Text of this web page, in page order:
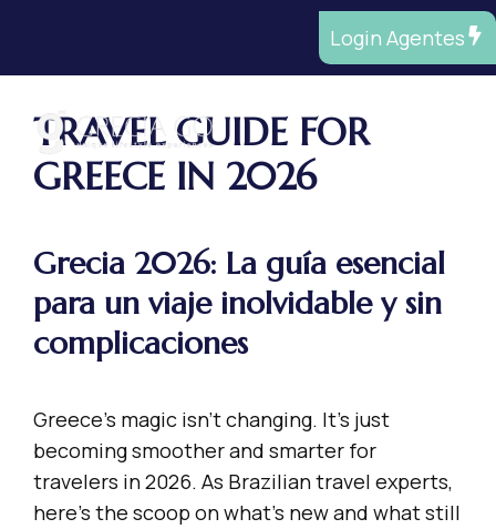
contenido
Login Agentes
TRAVEL GUIDE FOR
GREECE IN 2026
Grecia 2026: La guía esencial
para un viaje inolvidable y sin
complicaciones
Greece’s magic isn’t changing. It’s just
becoming smoother and smarter for
travelers in 2026. As Brazilian travel experts,
here’s the scoop on what’s new and what still